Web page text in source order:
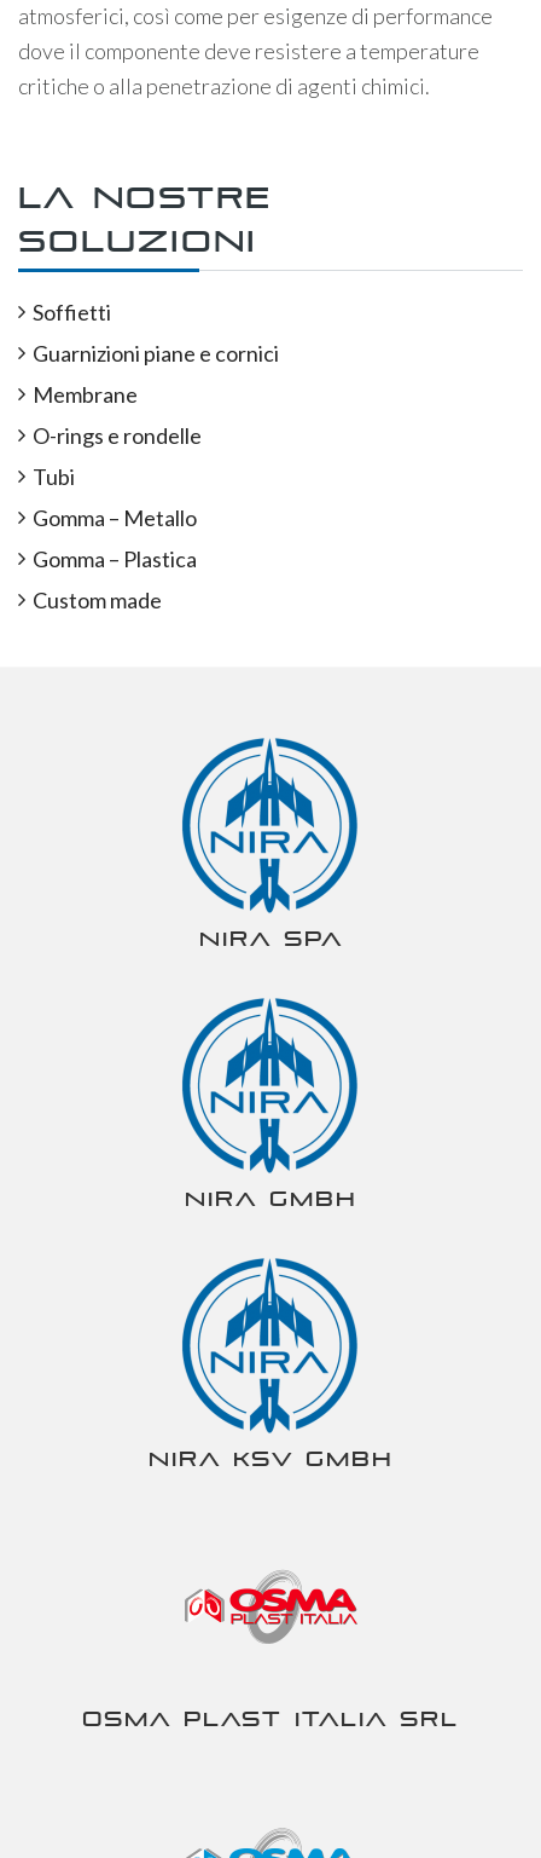
atmosferici, così come per esigenze di performance
dove il componente deve resistere a temperature
critiche o alla penetrazione di agenti chimici.
La nostre
soluzioni
Soffietti
Guarnizioni piane e cornici
Membrane
O-rings e rondelle
Tubi
Gomma – Metallo
Gomma – Plastica
Custom made
NIRA spa
NIRA gmbh
NIRA KSV gmbh
Osma Plast Italia srl